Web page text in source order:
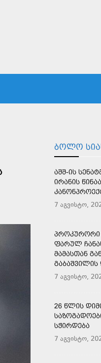
ᲑᲝᲚᲝ
ᲐᲨᲨ-ᲘᲡ
ᲘᲠᲐᲜᲘᲡ
7 აგვისტო,
ᲞᲠᲝᲙᲣᲠᲝᲠᲘ
ᲤᲐᲠᲣᲚ
ᲛᲐᲛᲐᲡᲗᲐᲜ
ᲒᲐᲑᲐᲨᲕᲘᲚᲘᲡ
7 აგვისტო,
26 ᲬᲚᲘᲡ
ᲡᲭᲘᲠᲓᲔᲑᲐ
7 აგვისტო,